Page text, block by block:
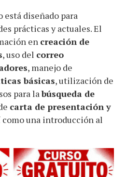
diseñado para
prácticas y actuales. El
en creación de
, uso del correo
, manejo de
básicas, utilización de
para labúsqueda de
carta de presentación y
como una introducción al